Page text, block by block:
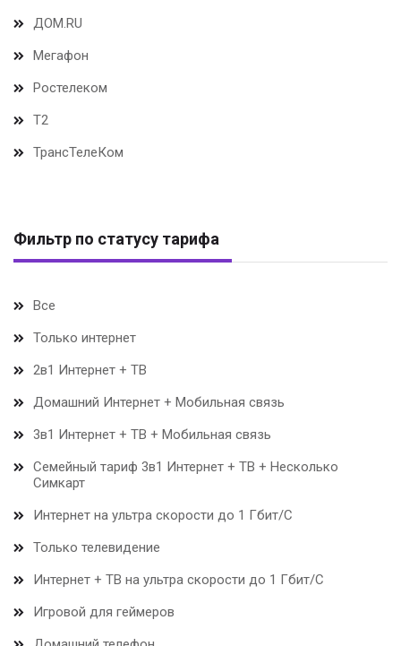
ДОМ.RU
Мегафон
Ростелеком
Т2
ТрансТелеКом
Фильтр по статусу тарифа
Все
Только интернет
2в1 Интернет + ТВ
Домашний Интернет + Мобильная связь
3в1 Интернет + ТВ + Мобильная связь
Семейный тариф 3в1 Интернет + ТВ + Несколько
Симкарт
Интернет на ультра скорости до 1 Гбит/С
Только телевидение
Интернет + ТВ на ультра скорости до 1 Гбит/С
Игровой для геймеров